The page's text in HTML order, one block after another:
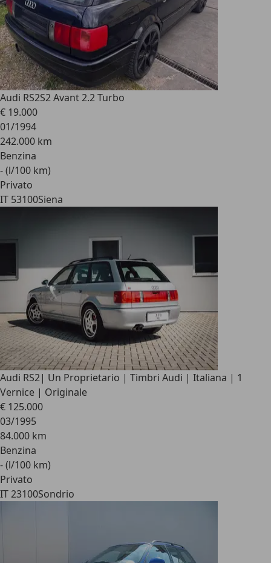
Audi RS2S2 Avant 2.2 Turbo
€ 19.000
01/1994
242.000 km
Benzina
- (l/100 km)
Privato
IT 53100Siena
Audi RS2| Un Proprietario | Timbri Audi | Italiana | 1
Vernice | Originale
€ 125.000
03/1995
84.000 km
Benzina
- (l/100 km)
Privato
IT 23100Sondrio